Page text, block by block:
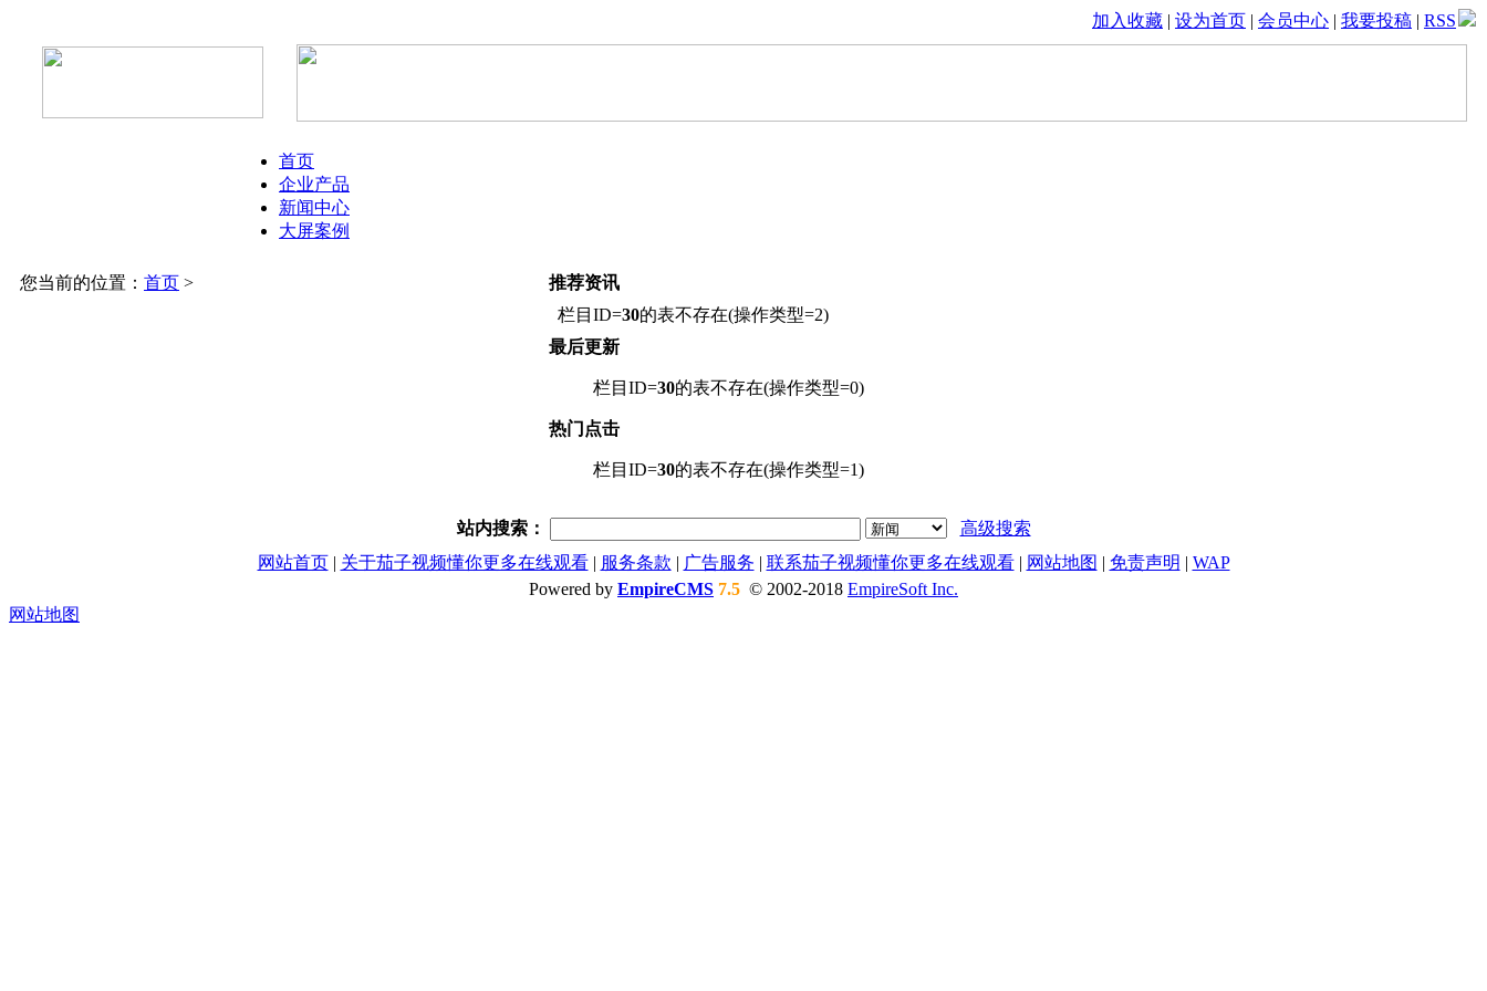
加入收藏 | 设为首页 | 会员中心 | 我要投稿 | RSS
首页
企业产品
新闻中心
大屏案例
您当前的位置： 首页 >
推荐资讯
栏目ID=30的表不存在(操作类型=2)
最后更新
栏目ID=30的表不存在(操作类型=0)
热门点击
栏目ID=30的表不存在(操作类型=1)
站内搜索：
高级搜索
网站首页| 关于茄子视频懂你更多在线观看| 服务条款 | 广告服务 | 联系茄子视频懂你更多在线观看| 网站地图 | 免责声明 | WAP
Powered by EmpireCMS 7.5 © 2002-2018 EmpireSoft Inc.
网站地图